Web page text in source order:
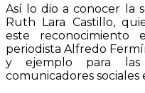
Así lo dio a conocer la
Ruth Lara Castillo,
este reconocimiento
periodista Alfredo
y ejemplo para las
comunicadores sociales